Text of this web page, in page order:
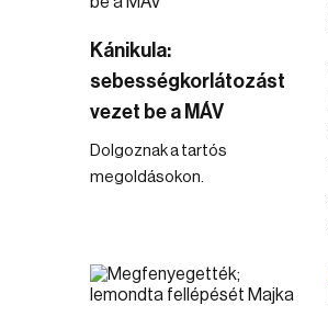
Kánikula:
sebességkorlátozást
vezet be a MÁV
Dolgoznak a tartós
megoldásokon.